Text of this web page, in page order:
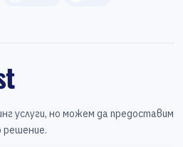
услуги, но можем да предоставим
решение.